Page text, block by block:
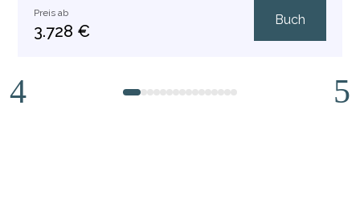
Preis ab
3.728 €
Buch
1 234567891011121314
1516